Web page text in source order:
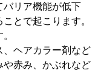
バリア機能が低下
とで起こります。
、ヘアカラー剤など
や赤み、かぶれなど